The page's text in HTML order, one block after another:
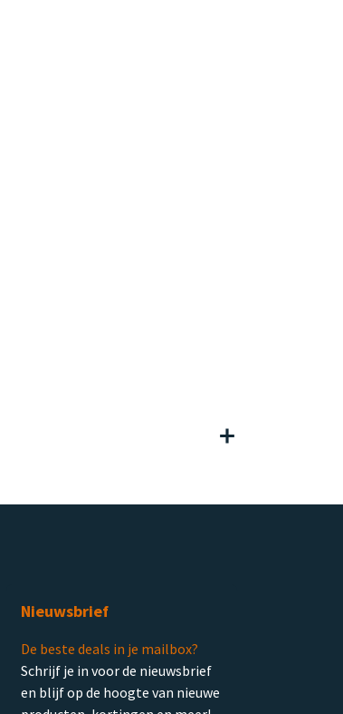
Nieuwsbrief
De beste deals in je mailbox?
Schrijf je in voor de nieuwsbrief
en blijf op de hoogte van nieuwe